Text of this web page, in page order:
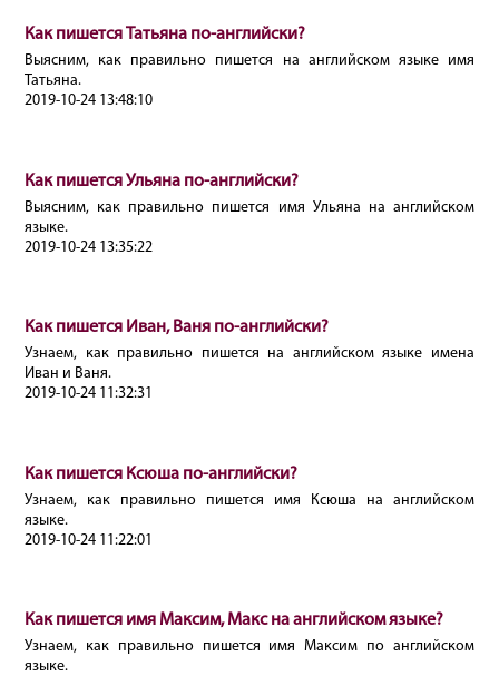
Как пишется Татьяна по-английски?
Выясним, как правильно пишется на английском языке имя
Татьяна.
2019-10-24 13:48:10
Как пишется Ульяна по-английски?
Выясним, как правильно пишется имя Ульяна на английском
языке.
2019-10-24 13:35:22
Как пишется Иван, Ваня по-английски?
Узнаем, как правильно пишется на английском языке имена
Иван и Ваня.
2019-10-24 11:32:31
Как пишется Ксюша по-английски?
Узнаем, как правильно пишется имя Ксюша на английском
языке.
2019-10-24 11:22:01
Как пишется имя Максим, Макс на английском языке?
Узнаем, как правильно пишется имя Максим по английском
языке.